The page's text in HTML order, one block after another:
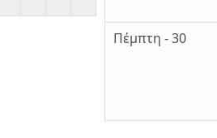
Πέμπτη - 30